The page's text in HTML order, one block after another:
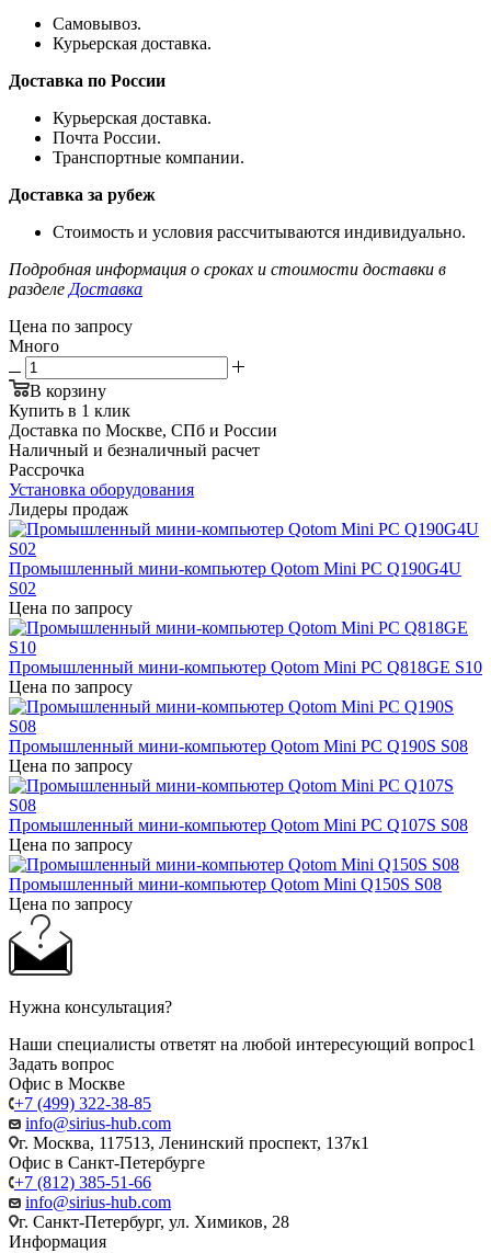
Самовывоз.
Курьерская доставка.
Доставка по России
Курьерская доставка.
Почта России.
Транспортные компании.
Доставка за рубеж
Стоимость и условия рассчитываются индивидуально.
Подробная информация о сроках и стоимости доставки в
разделе Доставка
Цена по запросу
Много
В корзину
Купить в 1 клик
Доставка по Москве, СПб и России
Наличный и безналичный расчет
Рассрочка
Установка оборудования
Лидеры продаж
Промышленный мини-компьютер Qotom Mini PC Q190G4U
S02
Цена по запросу
Промышленный мини-компьютер Qotom Mini PC Q818GE S10
Цена по запросу
Промышленный мини-компьютер Qotom Mini PC Q190S S08
Цена по запросу
Промышленный мини-компьютер Qotom Mini PC Q107S S08
Цена по запросу
Промышленный мини-компьютер Qotom Mini Q150S S08
Цена по запросу
Нужна консультация?
Наши специалисты ответят на любой интересующий вопрос1
Задать вопрос
Офис в Москве
+7 (499) 322-38-85
info@sirius-hub.com
г. Москва, 117513, Ленинский проспект, 137к1
Офис в Санкт-Петербурге
+7 (812) 385-51-66
info@sirius-hub.com
г. Санкт-Петербург, ул. Химиков, 28
Информация